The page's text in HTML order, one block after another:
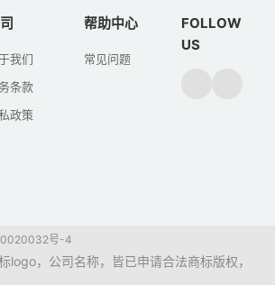
我们
条款
政策
帮助中心
常见问题
FOLLOW
US
号-4
logo，公司名称，皆已申请合法商标版权，